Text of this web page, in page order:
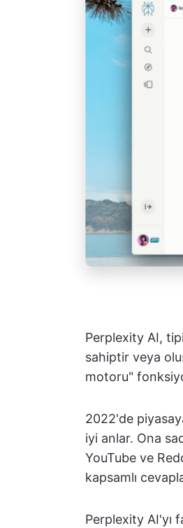
Perplexity AI,
sahiptir veya
motoru"
2022'de
iyi anlar. Ona
YouTube ve
kapsamlı
Perplexity AI'yı